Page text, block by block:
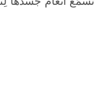
تُسْمَع أَنْغام جَسَّدَها